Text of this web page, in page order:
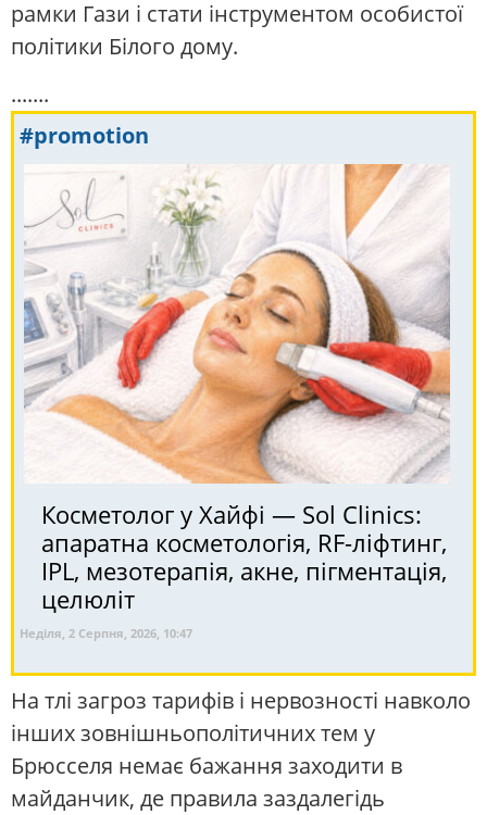
рамки Гази і стати інструментом особистої
політики Білого дому.
.......
#promotion
Косметолог у Хайфі — Sol Clinics:
апаратна косметологія, RF-ліфтинг,
IPL, мезотерапія, акне, пігментація,
целюліт
Неділя, 2 Серпня, 2026, 10:47
На тлі загроз тарифів і нервозності навколо
інших зовнішньополітичних тем у
Брюсселя немає бажання заходити в
майданчик, де правила заздалегідь